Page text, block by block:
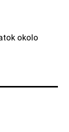
okolo